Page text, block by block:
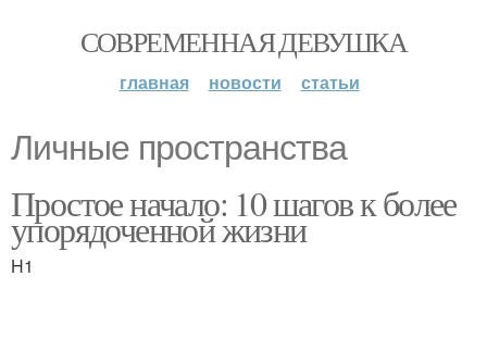
СОВРЕМЕННАЯ ДЕВУШКА
главная новости статьи
Личные пространства
Простое начало: 10 шагов к более
упорядоченной жизни
H1